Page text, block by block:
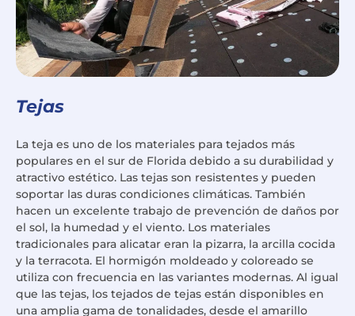
Tejas
La teja es uno de los materiales para tejados más
populares en el sur de Florida debido a su durabilidad y
atractivo estético. Las tejas son resistentes y pueden
soportar las duras condiciones climáticas. También
hacen un excelente trabajo de prevención de daños por
el sol, la humedad y el viento. Los materiales
tradicionales para alicatar eran la pizarra, la arcilla cocida
y la terracota. El hormigón moldeado y coloreado se
utiliza con frecuencia en las variantes modernas. Al igual
que las tejas, los tejados de tejas están disponibles en
una amplia gama de tonalidades, desde el amarillo